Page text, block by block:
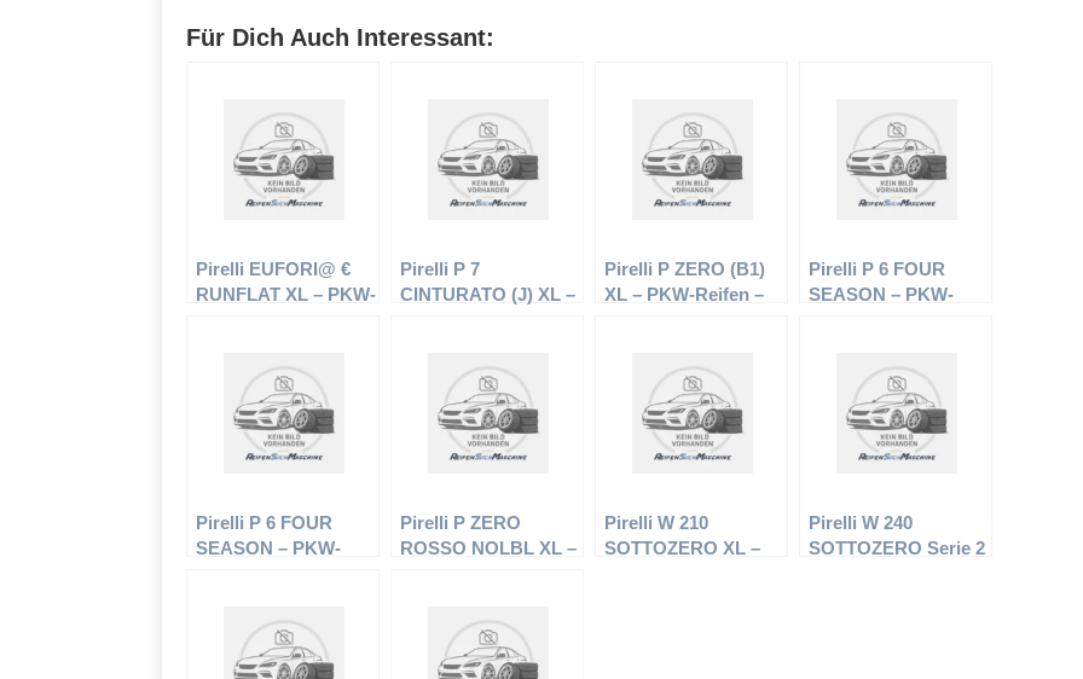
Für Dich Auch Interessant:
Pirelli EUFORI@ €
RUNFLAT XL – PKW-
Pirelli P 7
CINTURATO (J) XL –
Sommerreifen
Pirelli P ZERO (B1)
XL – PKW-Reifen –
Pirelli P 6 FOUR
SEASON – PKW-
Ganzjahresreifen
Pirelli P 6 FOUR
SEASON – PKW-
Ganzjahresreifen
Pirelli P ZERO
ROSSO NOLBL XL –
Sommerreifen
Pirelli W 210
SOTTOZERO XL –
Pirelli W 240
SOTTOZERO Serie 2